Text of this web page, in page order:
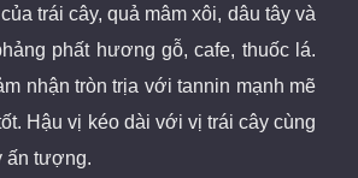
trái cây, quả mâm xôi, dâu tây và
phất hương gỗ, cafe, thuốc lá.
nhận tròn trịa với tannin mạnh mẽ
Hậu vị kéo dài với vị trái cây cùng
ấn tượng.